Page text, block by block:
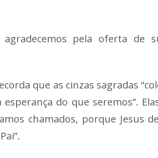
pela oferta de
que as cinzas sagradas
do que seremos”.
chamados, porque Jesus